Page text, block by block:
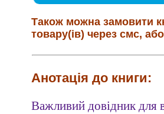
Також можна замовити
товару(ів) через смс,
Анотація до книги:
Важливий довідник для